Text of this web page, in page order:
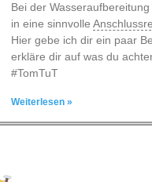
Bei der
in eine sinnvolle
Hier gebe ich dir ein paar
erkläre dir auf was du
#TomTuT
Weiterlesen »